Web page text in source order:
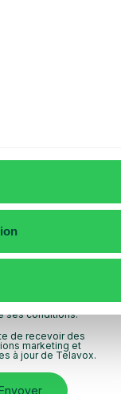
de Telavox et
ses conditions.
de recevoir des
marketing et
à jour de Telavox.